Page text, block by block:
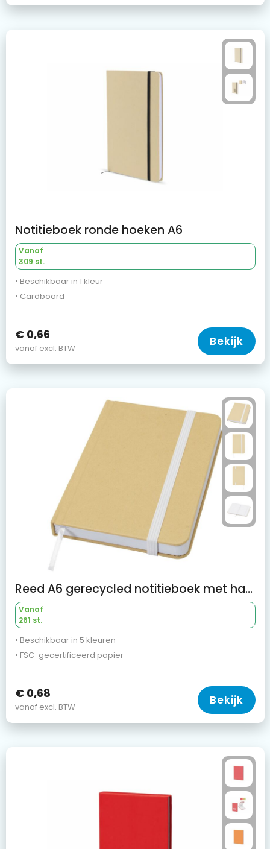
Notitieboek ronde hoeken A6
Vanaf
309 st.
• Beschikbaar in 1 kleur
• Cardboard
€ 0,66
vanaf excl. BTW Bekijk
Reed A6 gerecycled notitieboek met harde kaft en effen pagina's
Vanaf
261 st.
• Beschikbaar in 5 kleuren
• FSC-gecertificeerd papier
€ 0,68
vanaf excl. BTW Bekijk